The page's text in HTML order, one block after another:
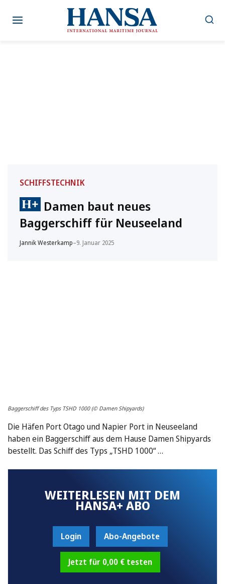
Inhalt
SCHIFFSTECHNIK
Damen baut neues
Baggerschiff für Neuseeland
Jannik Westerkamp–9. Januar 2025
Baggerschiff des Typs TSHD 1000 (© Damen Shipyards)
Die Häfen Port Otago und Napier Port in Neuseeland
haben ein Baggerschiff aus dem Hause Damen Shipyards
bestellt. Das Schiff des Typs „TSHD 1000“ …
WEITERLESEN MIT DEM
HANSA+ ABO
Login Abo-Angebote
Jetzt für 0,00 € testen